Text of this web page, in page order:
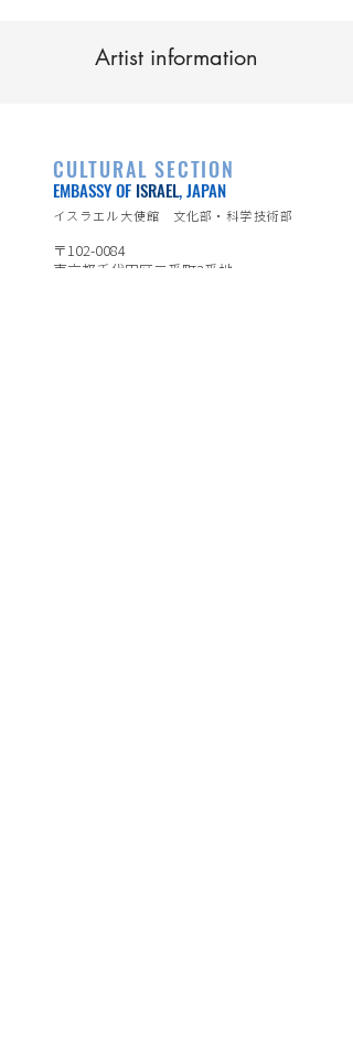
Artist information
CULTURAL SECTION
EMBASSY OF ISRAEL, JAPAN
イスラエル大使館 文化部・科学技術部
〒102-0084
東京都千代田区二番町3番地